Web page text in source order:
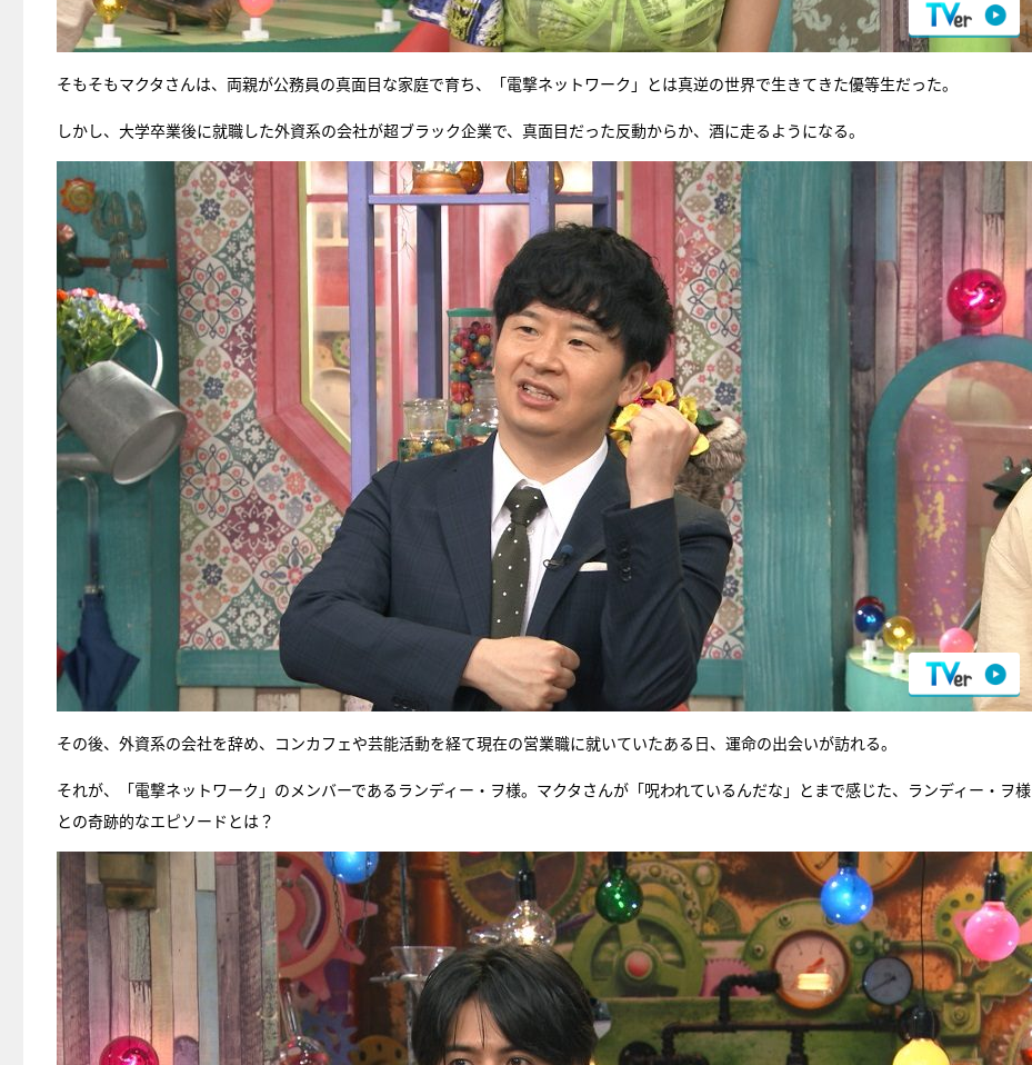
そもそもマクタさんは、両親が公務員の真面目な家庭で育ち、「電撃ネットワーク」とは真逆の世界で生きてきた優等生だった。
しかし、大学卒業後に就職した外資系の会社が超ブラック企業で、真面目だった反動からか、酒に走るようになる。
その後、外資系の会社を辞め、コンカフェや芸能活動を経て現在の営業職に就いていたある日、運命の出会いが訪れる。
それが、「電撃ネットワーク」のメンバーであるランディー・ヲ様。マクタさんが「呪われているんだな」とまで感じた、ランディー・ヲ様
との奇跡的なエピソードとは？